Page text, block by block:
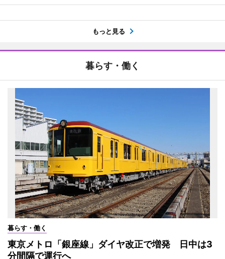
もっと見る
暮らす・働く
暮らす・働く
東京メトロ「銀座線」ダイヤ改正で増発 日中は3
分間隔で運行へ